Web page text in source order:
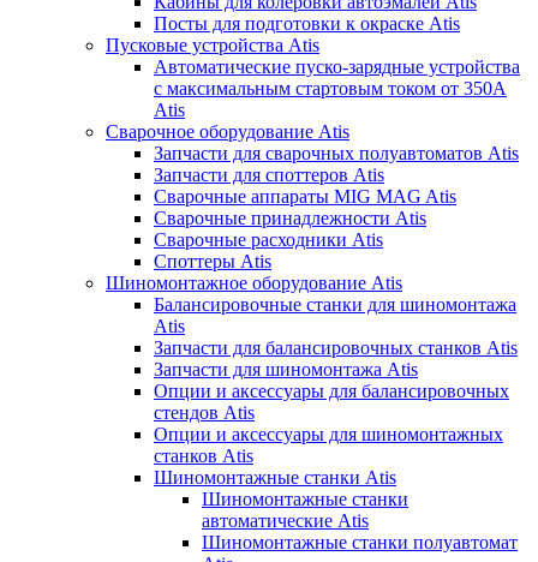
Посты для подготовки к окраске Atis
Пусковые устройства Atis
Автоматические пуско-зарядные устройства
с максимальным стартовым током от 350А
Atis
Сварочное оборудование Atis
Запчасти для сварочных полуавтоматов Atis
Запчасти для споттеров Atis
Сварочные аппараты MIG MAG Atis
Сварочные принадлежности Atis
Сварочные расходники Atis
Споттеры Atis
Шиномонтажное оборудование Atis
Балансировочные станки для шиномонтажа
Atis
Запчасти для балансировочных станков Atis
Запчасти для шиномонтажа Atis
Опции и аксессуары для балансировочных
стендов Atis
Опции и аксессуары для шиномонтажных
станков Atis
Шиномонтажные станки Atis
Шиномонтажные станки
автоматические Atis
Шиномонтажные станки полуавтомат